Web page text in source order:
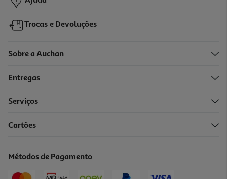
Trocas e Devoluções
Sobre a Auchan
Entregas
Serviços
Cartões
Métodos de Pagamento